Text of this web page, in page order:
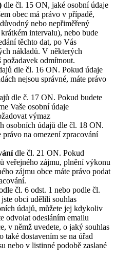
dle čl. 15 ON, jaké osobní údaje
obec má právo v případě,
nebo nepřiměřený
intervalu), nebo bude
těchto dat, po Vás
nákladů. V některých
požadavek odmítnout.
dle čl. 16 ON. Pokud údaje
nejsou správné, máte právo
dle č. 17 ON. Pokud budete
Vaše osobní údaje
výmaz
osobních údajů dle čl. 18 ON.
na omezení zpracování
dle čl. 21 ON. Pokud
veřejného zájmu, plnění výkonu
zájmu obce máte právo podat
čl. 6 odst. 1 nebo podle čl.
obci udělili souhlas
údajů, můžete jej kdykoliv
odvolat odesláním emailu
v němž uvedete, o jaký souhlas
také dostavením se na úřad
nebo v listinné podobě zaslané